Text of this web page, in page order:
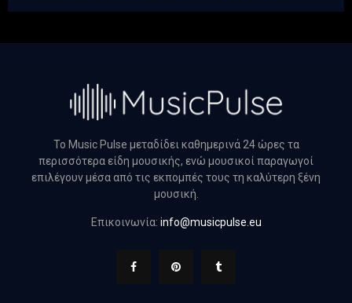
Το Music Pulse μεταδίδει καθημερινά 24 ώρες τα
περισσότερα είδη μουσικής, ενώ μουσικοί παραγωγοί
επιλέγουν μέσα από τις εκπομπές τους τη καλύτερη ξένη
μουσική.
Επικοινωνία: info@musicpulse.eu